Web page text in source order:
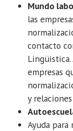
Mundo
las
contacto
Lingüistica.
empresas
y
Ayuda para